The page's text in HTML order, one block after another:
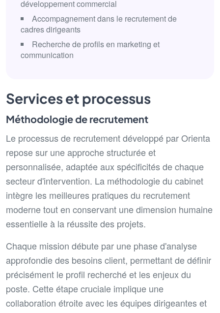
développement commercial
Accompagnement dans le recrutement de
cadres dirigeants
Recherche de profils en marketing et
communication
Services et processus
Méthodologie de recrutement
Le processus de recrutement développé par Orienta
repose sur une approche structurée et
personnalisée, adaptée aux spécificités de chaque
secteur d'intervention. La méthodologie du cabinet
intègre les meilleures pratiques du recrutement
moderne tout en conservant une dimension humaine
essentielle à la réussite des projets.
Chaque mission débute par une phase d'analyse
approfondie des besoins client, permettant de définir
précisément le profil recherché et les enjeux du
poste. Cette étape cruciale implique une
collaboration étroite avec les équipes dirigeantes et